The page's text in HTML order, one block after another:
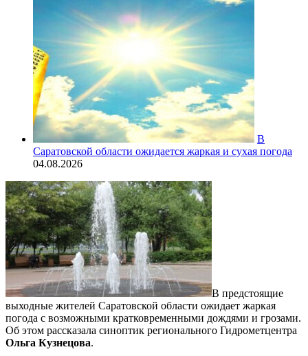
В
Саратовской области ожидается жаркая и сухая погода
04.08.2026
В предстоящие
выходные жителей Саратовской области ожидает жаркая
погода с возможными кратковременными дождями и грозами.
Об этом рассказала синоптик регионального Гидрометцентра
Ольга Кузнецова.